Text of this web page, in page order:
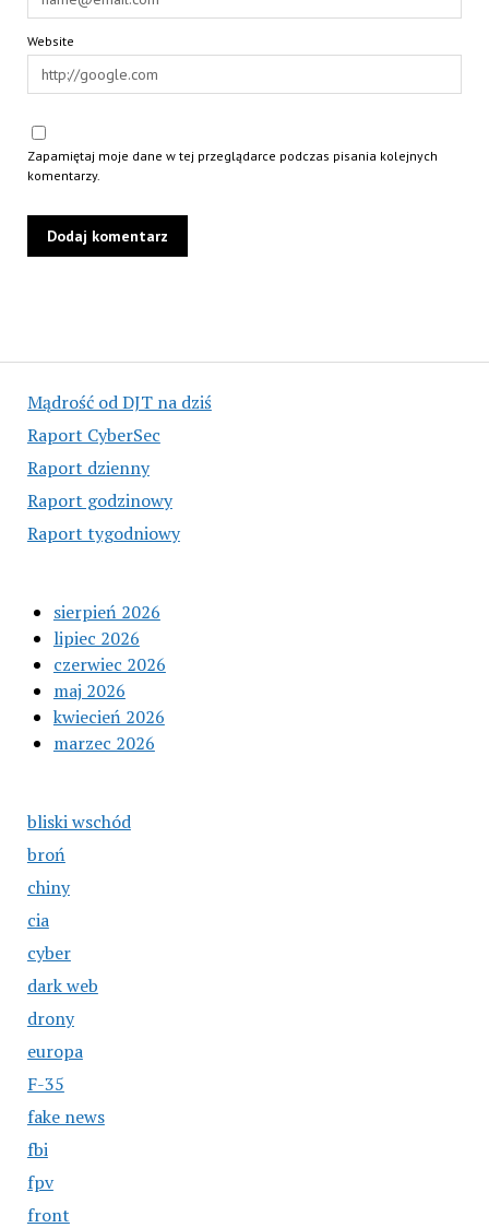
Mądrość od DJT na dziś
Raport CyberSec
Raport dzienny
Raport godzinowy
Raport tygodniowy
sierpień 2026
lipiec 2026
czerwiec 2026
maj 2026
kwiecień 2026
marzec 2026
bliski wschód
broń
chiny
cia
cyber
dark web
drony
europa
F-35
fake news
fbi
fpv
front
Website
Zapamiętaj moje dane w tej przeglądarce podczas pisania kolejnych
komentarzy.